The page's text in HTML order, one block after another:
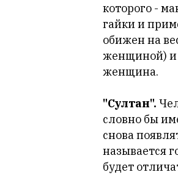
которого -
гайки и
обижен на
женщиной) и
женщина.
"Султан".
словно бы
снова
называется
будет